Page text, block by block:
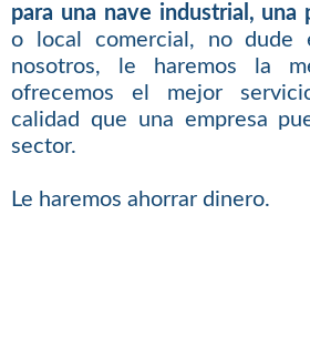
para una nave industrial, una
o local comercial, no dude
nosotros, le haremos la
ofrecemos el mejor
calidad que una empresa
sector.
Le haremos ahorrar dinero.